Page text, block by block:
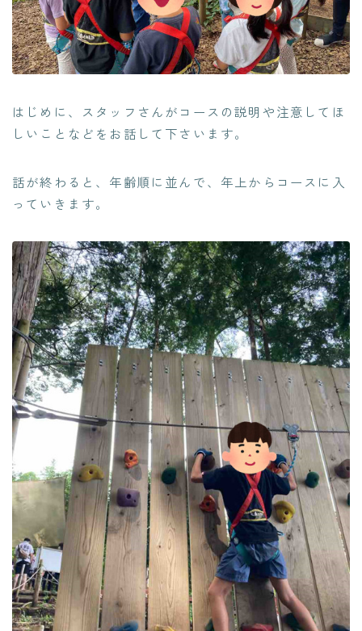
はじめに、スタッフさんがコースの説明や注意してほ
しいことなどをお話して下さいます。
話が終わると、年齢順に並んで、年上からコースに入
っていきます。